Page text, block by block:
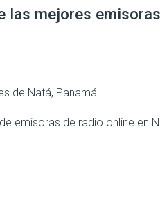
las mejores
de Natá, Panamá.
emisoras de radio online en